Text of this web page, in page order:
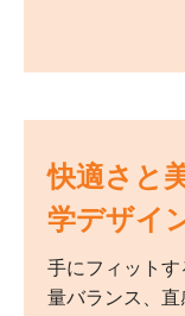
快適さと
学デザイ
手にフィット
量バランス、